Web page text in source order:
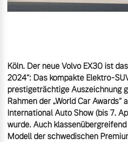
Aktuelle
Köln. Der neue Volvo EX30 ist
2024“: Das kompakte Elektro-
prestigeträchtige Auszeichnung
Rahmen der „World Car Awards“
International Auto Show (bis 7.
wurde. Auch
Modell der schwedischen